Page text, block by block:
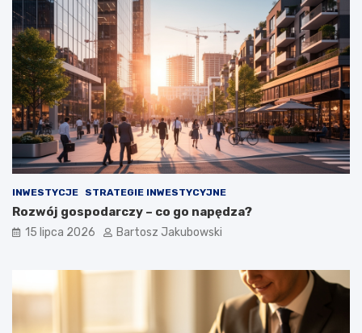
INWESTYCJE STRATEGIE INWESTYCYJNE
Rozwój gospodarczy – co go napędza?
15 lipca 2026 Bartosz Jakubowski